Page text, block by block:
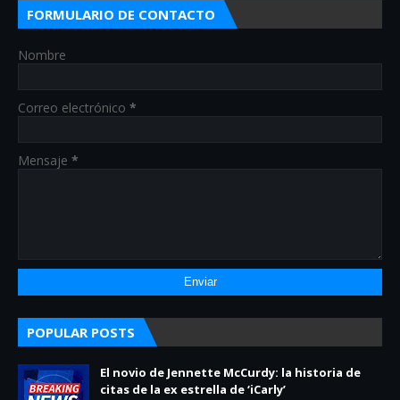
FORMULARIO DE CONTACTO
Nombre
Correo electrónico *
Mensaje *
POPULAR POSTS
El novio de Jennette McCurdy: la historia de
citas de la ex estrella de ‘iCarly’